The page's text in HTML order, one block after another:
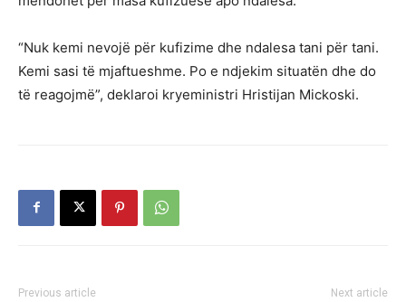
“Nuk kemi nevojë për kufizime dhe ndalesa tani për tani.
Kemi sasi të mjaftueshme. Po e ndjekim situatën dhe do
të reagojmë”, deklaroi kryeministri Hristijan Mickoski.
Previous article Next article